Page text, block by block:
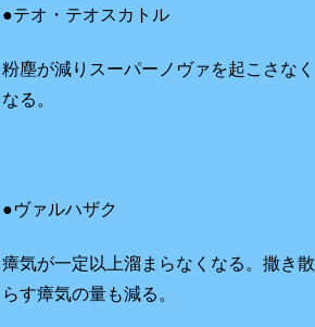
●テオ・テオスカトル
粉塵が減りスーパーノヴァを起こさなく
なる。
●ヴァルハザク
瘴気が一定以上溜まらなくなる。撒き散
らす瘴気の量も減る。